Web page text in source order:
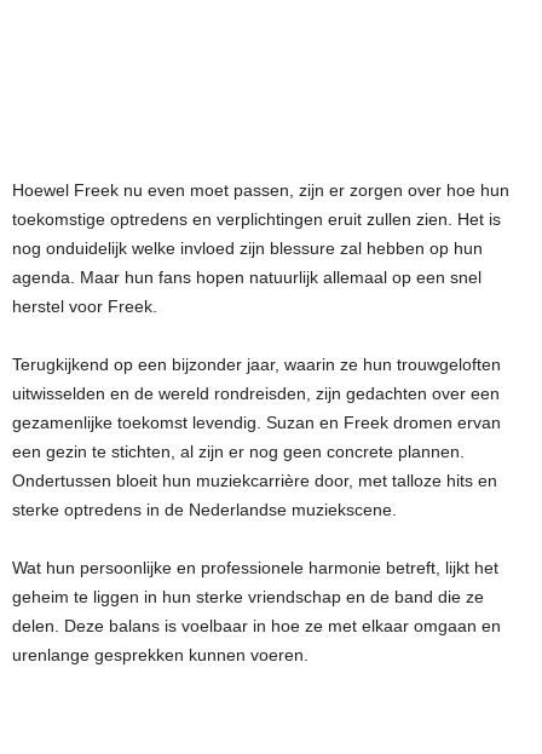
Hoewel Freek nu even moet passen, zijn er zorgen over hoe hun
toekomstige optredens en verplichtingen eruit zullen zien. Het is
nog onduidelijk welke invloed zijn blessure zal hebben op hun
agenda. Maar hun fans hopen natuurlijk allemaal op een snel
herstel voor Freek.
Terugkijkend op een bijzonder jaar, waarin ze hun trouwgeloften
uitwisselden en de wereld rondreisden, zijn gedachten over een
gezamenlijke toekomst levendig. Suzan en Freek dromen ervan
een gezin te stichten, al zijn er nog geen concrete plannen.
Ondertussen bloeit hun muziekcarrière door, met talloze hits en
sterke optredens in de Nederlandse muziekscene.
Wat hun persoonlijke en professionele harmonie betreft, lijkt het
geheim te liggen in hun sterke vriendschap en de band die ze
delen. Deze balans is voelbaar in hoe ze met elkaar omgaan en
urenlange gesprekken kunnen voeren.